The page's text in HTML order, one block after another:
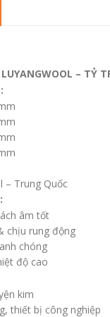
LUYANGWOOL – TỶ
– Trung Quốc
âm tốt
chịu rung động
chóng
độ cao
kim
thiết bị công nghiệp